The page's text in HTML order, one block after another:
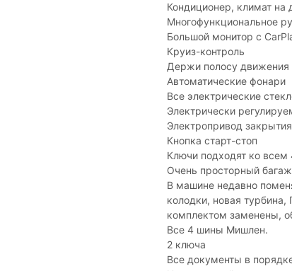
Кондиционер, климат на
Многофункциональное
Большой монитор с
Круиз-контроль
Держи полосу движения
Автоматические фонари
Все электрические
Электрически
Электропривод
Кнопка старт-стоп
Ключи подходят ко всем
Очень просторный
В машине недавно
колодки, новая
комплектом заменены,
Все 4 шины Мишлен.
2 ключа
Все документы в